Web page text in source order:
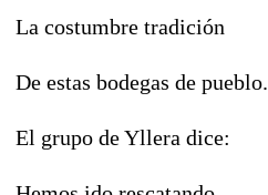
La costumbre tradición
De estas bodegas de pueblo.
El grupo de Yllera dice: